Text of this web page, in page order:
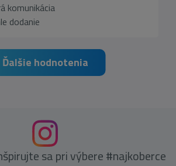
komunikácia
dodanie
Ďalšie hodnotenia
sa pri výbere #najkoberce